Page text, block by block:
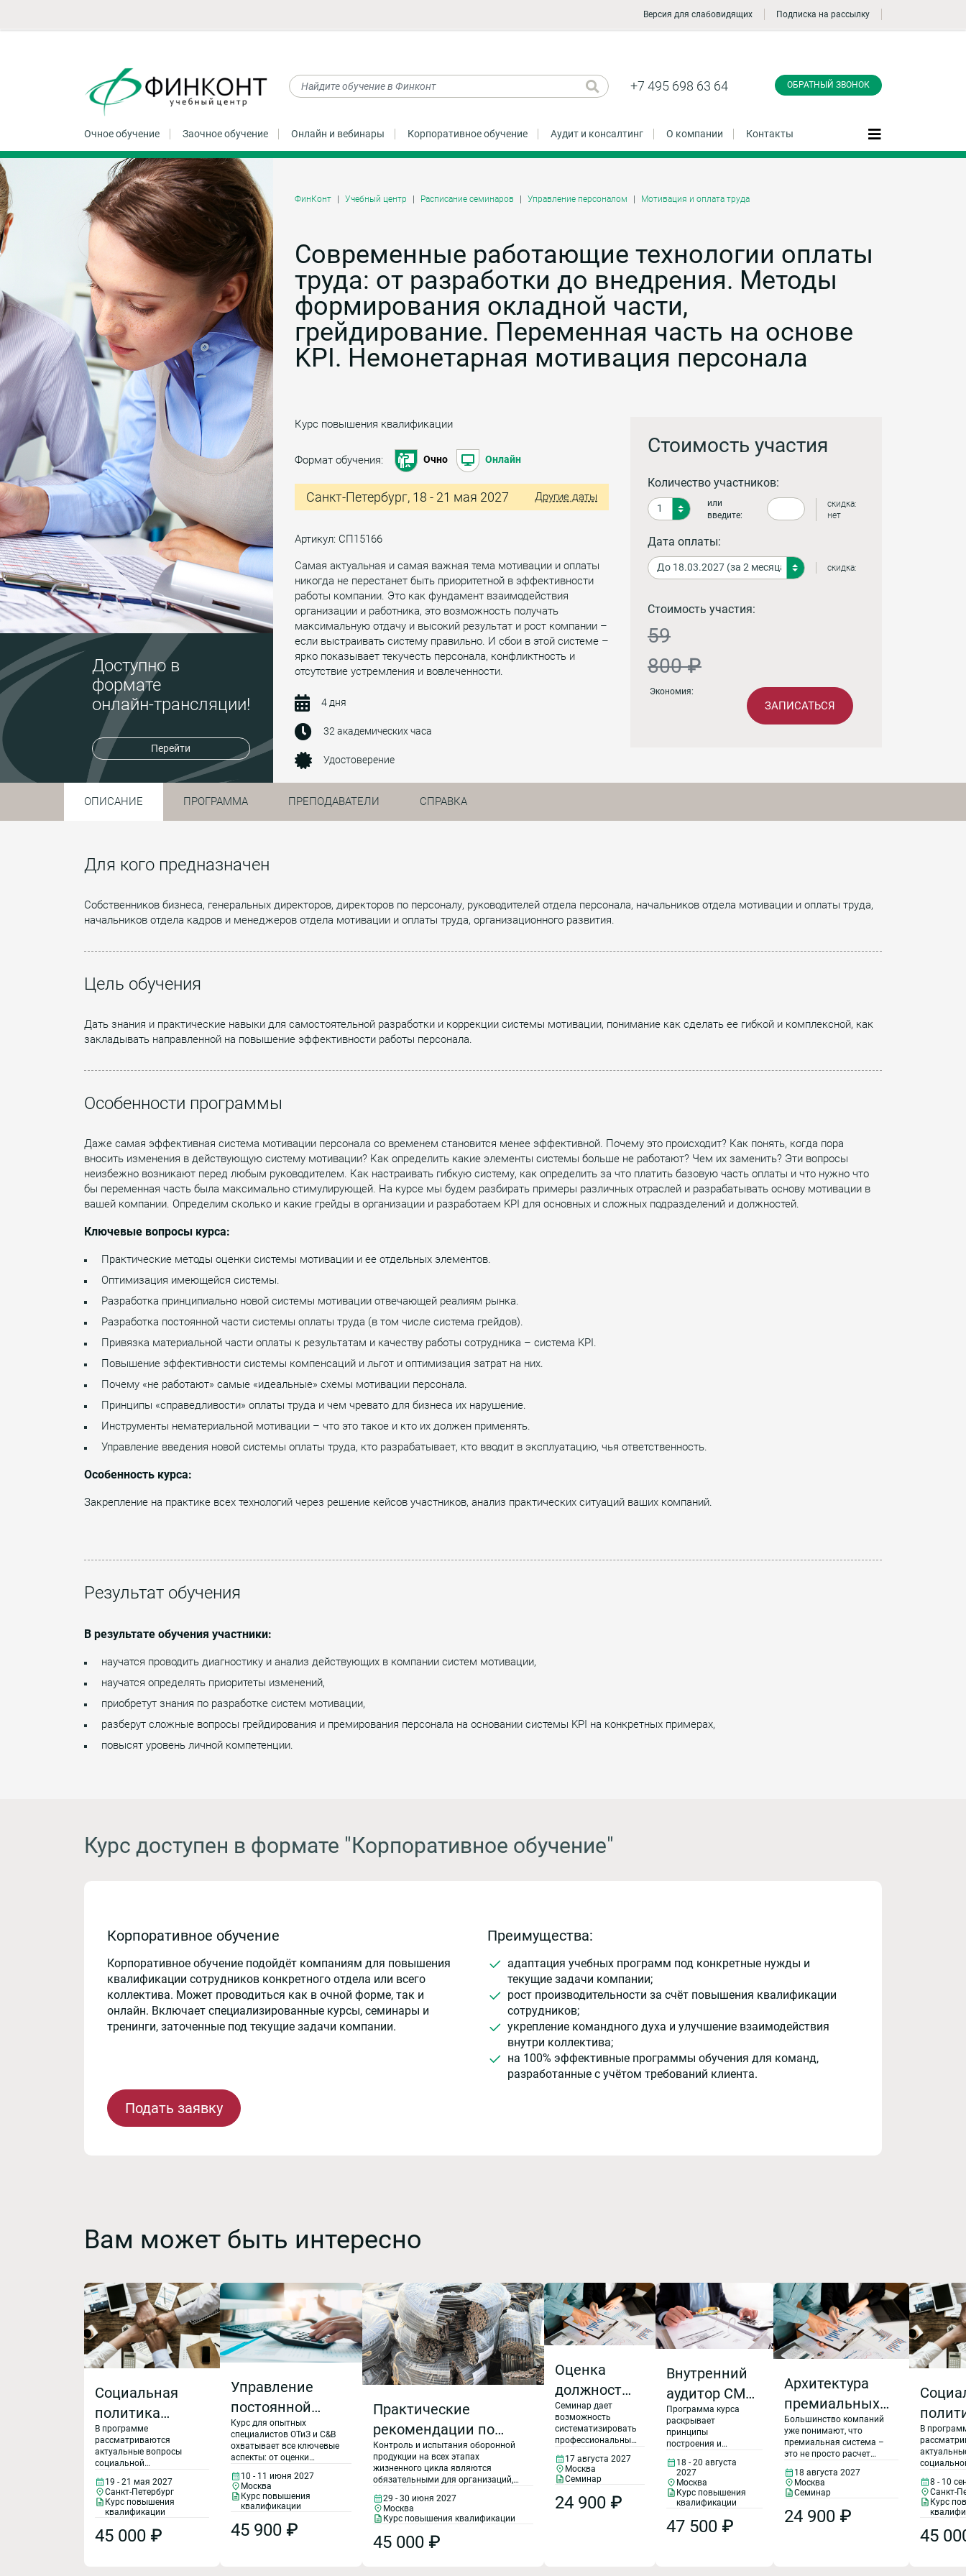
Версия для слабовидящих Подписка на рассылку
+7 495 698 63 64 ОБРАТНЫЙ ЗВОНОК
Очное обучение Заочное обучение Онлайн и вебинары Корпоративное обучение Аудит и консалтинг О компании Контакты
Доступно в
формате
онлайн-трансляции!
Перейти
ФинКонт Учебный центр Расписание семинаров Управление персоналом Мотивация и оплата труда
Современные работающие технологии оплаты
труда: от разработки до внедрения. Методы
формирования окладной части,
грейдирование. Переменная часть на основе
KPI. Немонетарная мотивация персонала
Курс повышения квалификации
Формат обучения: Очно Онлайн
Санкт-Петербург, 18 - 21 мая 2027 Другие даты
Артикул: СП15166
Самая актуальная и самая важная тема мотивации и оплаты
никогда не перестанет быть приоритетной в эффективности
работы компании. Это как фундамент взаимодействия
организации и работника, это возможность получать
максимальную отдачу и высокий результат и рост компании –
если выстраивать систему правильно. И сбои в этой системе –
ярко показывает текучесть персонала, конфликтность и
отсутствие устремления и вовлеченности.
4 дня
32 академических часа
Удостоверение
Стоимость участия
Количество участников:
или
введите:
скидка:
нет
Дата оплаты:
скидка:
Стоимость участия:
59
800 ₽
Экономия:
ЗАПИСАТЬСЯ
ОПИСАНИЕ ПРОГРАММА ПРЕПОДАВАТЕЛИ СПРАВКА
Для кого предназначен
Собственников бизнеса, генеральных директоров, директоров по персоналу, руководителей отдела персонала, начальников отдела мотивации и оплаты труда,
начальников отдела кадров и менеджеров отдела мотивации и оплаты труда, организационного развития.
Цель обучения
Дать знания и практические навыки для самостоятельной разработки и коррекции системы мотивации, понимание как сделать ее гибкой и комплексной, как
закладывать направленной на повышение эффективности работы персонала.
Особенности программы
Даже самая эффективная система мотивации персонала со временем становится менее эффективной. Почему это происходит? Как понять, когда пора
вносить изменения в действующую систему мотивации? Как определить какие элементы системы больше не работают? Чем их заменить? Эти вопросы
неизбежно возникают перед любым руководителем. Как настраивать гибкую систему, как определить за что платить базовую часть оплаты и что нужно что
бы переменная часть была максимально стимулирующей. На курсе мы будем разбирать примеры различных отраслей и разрабатывать основу мотивации в
вашей компании. Определим сколько и какие грейды в организации и разработаем KPI для основных и сложных подразделений и должностей.
Ключевые вопросы курса:
Практические методы оценки системы мотивации и ее отдельных элементов.
Оптимизация имеющейся системы.
Разработка принципиально новой системы мотивации отвечающей реалиям рынка.
Разработка постоянной части системы оплаты труда (в том числе система грейдов).
Привязка материальной части оплаты к результатам и качеству работы сотрудника – система KPI.
Повышение эффективности системы компенсаций и льгот и оптимизация затрат на них.
Почему «не работают» самые «идеальные» схемы мотивации персонала.
Принципы «справедливости» оплаты труда и чем чревато для бизнеса их нарушение.
Инструменты нематериальной мотивации – что это такое и кто их должен применять.
Управление введения новой системы оплаты труда, кто разрабатывает, кто вводит в эксплуатацию, чья ответственность.
Особенность курса:
Закрепление на практике всех технологий через решение кейсов участников, анализ практических ситуаций ваших компаний.
Результат обучения
В результате обучения участники:
научатся проводить диагностику и анализ действующих в компании систем мотивации,
научатся определять приоритеты изменений,
приобретут знания по разработке систем мотивации,
разберут сложные вопросы грейдирования и премирования персонала на основании системы KPI на конкретных примерах,
повысят уровень личной компетенции.
Курс доступен в формате "Корпоративное обучение"
Корпоративное обучение
Корпоративное обучение подойдёт компаниям для повышения
квалификации сотрудников конкретного отдела или всего
коллектива. Может проводиться как в очной форме, так и
онлайн. Включает специализированные курсы, семинары и
тренинги, заточенные под текущие задачи компании.
Подать заявку
Преимущества:
адаптация учебных программ под конкретные нужды и
текущие задачи компании;
рост производительности за счёт повышения квалификации
сотрудников;
укрепление командного духа и улучшение взаимодействия
внутри коллектива;
на 100% эффективные программы обучения для команд,
разработанные с учётом требований клиента.
Вам может быть интересно
Социальная
политика
организации:
тенденции C&B,
реализация
корпоративных
социальных
программ,
В программе
рассматриваются
актуальные вопросы
социальной
реализации
корпоративных
социальных программ и
устойчивого развития в
корпоративное
19 - 21 мая 2027
Санкт-Петербург
Курс повышения
квалификации
45 000 ₽
Управление
постоянной
частью
заработной
платы: оценка
должностей и
построение
системы
Курс для опытных
специалистов ОТиЗ и C&B
охватывает все ключевые
аспекты: от оценки
системы грейдов, до
определения
справедливых зарплатных
их регулирования.
Слушатели освоят
10 - 11 июня 2027
Москва
Курс повышения
квалификации
45 900 ₽
Практические
рекомендации по
предупреждению
применения
контрафактной и
фальсифицированной
выполнении
Контроль и испытания оборонной
продукции на всех этапах
жизненного цикла являются
обязательными для организаций,
государственного оборонного
заказа, поскольку обеспечивают
соответствие продукции
установленным требованиям.
29 - 30 июня 2027
Москва
Курс повышения квалификации
45 000 ₽
Оценка
должностей
и
построение
системы
грейдов
Семинар дает
возможность
систематизировать
профессиональный
перейти от
«методики
расчета» к
управленческой
логике и
17 августа 2027
Москва
Семинар
24 900 ₽
Внутренний
аудитор СМК
(ГОСТ Р ИСО
9001-2015,
ГОСТ РВ
0015-002-
2020).
и порядок
Программа курса
раскрывает
принципы
построения и
системы
менеджмента
качества, состав
требований
ИСО 9001 – 2015 и
18 - 20 августа
2027
Москва
Курс повышения
квалификации
47 500 ₽
Архитектура
премиальных
схем:
инструменты и
кейсы. Как
создать
премирования,
Большинство компаний
уже понимают, что
премиальная система –
это не просто расчет
стратегический
инструмент управления
бизнесом. От ее
эффективности зависит
прибыль, вовлеченность
18 августа 2027
Москва
Семинар
24 900 ₽
В
8 - 10
Санкт-
Курс
45
звонок
Даю согласие на обработку персональных